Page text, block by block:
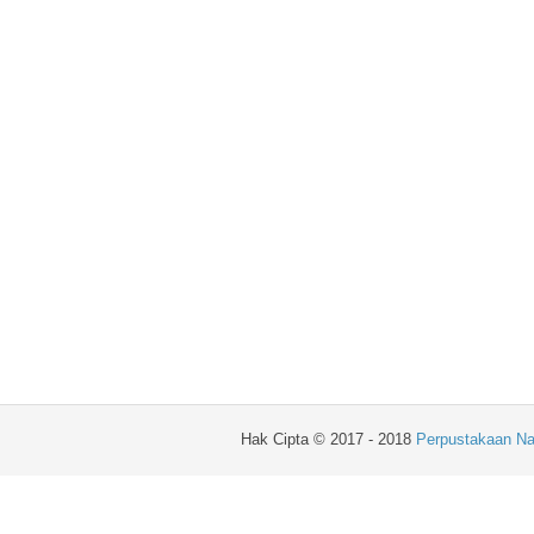
Hak Cipta © 2017 - 2018 Perpustakaan